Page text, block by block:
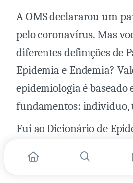
A OMS declararou um
pelo coronavírus. Mas
diferentes definições de
Epidemia e Endemia?
epidemiologia é baseado
fundamentos: individuo,
Fui ao Dicionário de
definições